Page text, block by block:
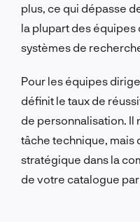
plus, ce qui dépasse
la plupart des
systèmes de
Pour les équipes
définit le taux de
de personnalisation. Il
tâche technique, mais
stratégique dans la
de votre catalogue